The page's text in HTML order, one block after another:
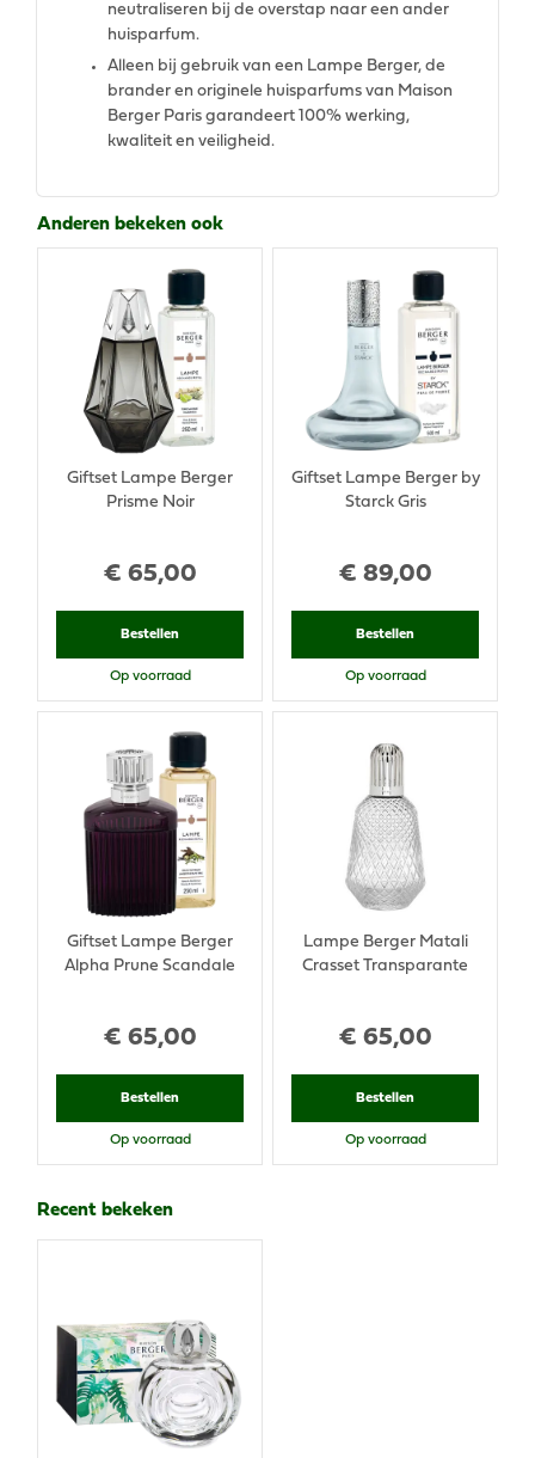
neutraliseren bij de overstap naar een ander
huisparfum.
Alleen bij gebruik van een Lampe Berger, de
brander en originele huisparfums van Maison
Berger Paris garandeert 100% werking,
kwaliteit en veiligheid.
Anderen bekeken ook
€ 65,00
Giftset Lampe Berger
Prisme Noir
Bestellen
Op voorraad
€ 89,00
Giftset Lampe Berger by
Starck Gris
Bestellen
Op voorraad
€ 65,00
Giftset Lampe Berger
Alpha Prune Scandale
Bestellen
Op voorraad
€ 65,00
Lampe Berger Matali
Crasset Transparante
Bestellen
Op voorraad
Recent bekeken